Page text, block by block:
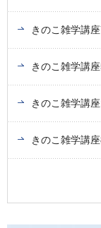
きのこ雑学講
きのこ雑学講
きのこ雑学講座
きのこ雑学講